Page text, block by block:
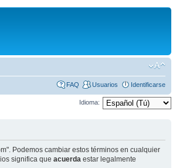
FAQ Usuarios Identificarse
Idioma:
Podemos cambiar estos términos en cualquier
significa que acuerda estar legalmente